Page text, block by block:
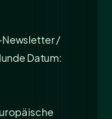
/
Datum: